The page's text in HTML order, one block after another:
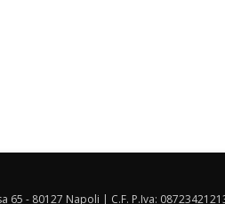
65 - 80127 Napoli | C.F. P.Iva: